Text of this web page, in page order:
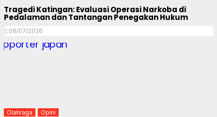
Tragedi Katingan: Evaluasi Operasi Narkoba di
Pedalaman dan Tantangan Penegakan Hukum
06/07/2026
Olahraga Opini